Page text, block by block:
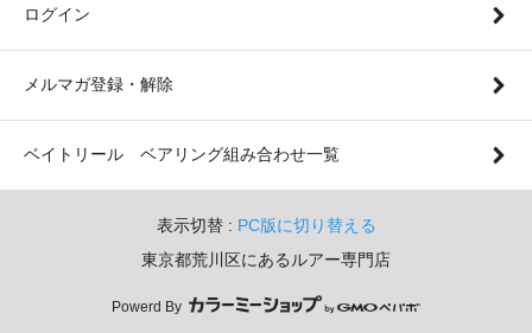
ログイン
メルマガ登録・解除
ベイトリール ベアリング組み合わせ一覧
表示切替 : PC版に切り替える
東京都荒川区にあるルアー専門店
Powerd By